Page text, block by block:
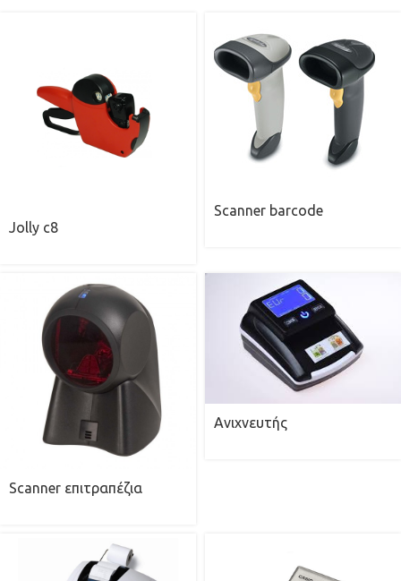
Jolly c8
Scanner barcode
Scanner επιτραπέζια
Ανιχνευτής